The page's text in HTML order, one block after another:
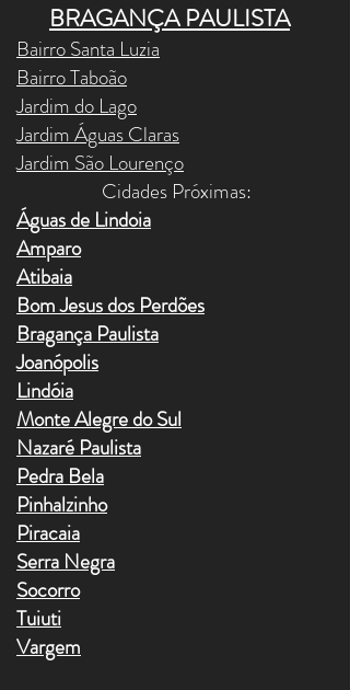
BRAGANÇA PAULISTA
Bairro Santa Luzia
Bairro Taboão
Jardim do Lago
Jardim Águas Claras
Jardim São Lourenço
Cidades Próximas:​
Águas de Lindoia
Amparo
Atibaia
Bom Jesus dos Perdões
Bragança Paulista
Joanópolis
Lindóia
Monte Alegre do Sul
Nazaré Paulista
Pedra Bela
Pinhalzinho
Piracaia
Serra Negra
Socorro
Tuiuti
Vargem